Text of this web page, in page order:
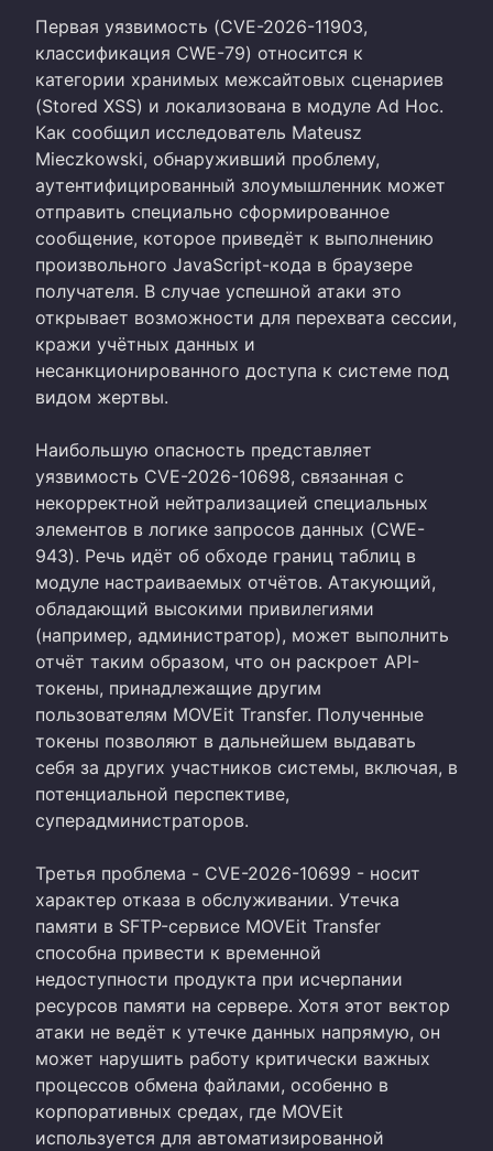
Первая уязвимость (CVE-2026-11903,
классификация CWE-79) относится к
категории хранимых межсайтовых сценариев
(Stored XSS) и локализована в модуле Ad Hoc.
Как сообщил исследователь Mateusz
Mieczkowski, обнаруживший проблему,
аутентифицированный злоумышленник может
отправить специально сформированное
сообщение, которое приведёт к выполнению
произвольного JavaScript-кода в браузере
получателя. В случае успешной атаки это
открывает возможности для перехвата сессии,
кражи учётных данных и
несанкционированного доступа к системе под
видом жертвы.
Наибольшую опасность представляет
уязвимость CVE-2026-10698, связанная с
некорректной нейтрализацией специальных
элементов в логике запросов данных (CWE-
943). Речь идёт об обходе границ таблиц в
модуле настраиваемых отчётов. Атакующий,
обладающий высокими привилегиями
(например, администратор), может выполнить
отчёт таким образом, что он раскроет API-
токены, принадлежащие другим
пользователям MOVEit Transfer. Полученные
токены позволяют в дальнейшем выдавать
себя за других участников системы, включая, в
потенциальной перспективе,
суперадминистраторов.
Третья проблема - CVE-2026-10699 - носит
характер отказа в обслуживании. Утечка
памяти в SFTP-сервисе MOVEit Transfer
способна привести к временной
недоступности продукта при исчерпании
ресурсов памяти на сервере. Хотя этот вектор
атаки не ведёт к утечке данных напрямую, он
может нарушить работу критически важных
процессов обмена файлами, особенно в
корпоративных средах, где MOVEit
используется для автоматизированной